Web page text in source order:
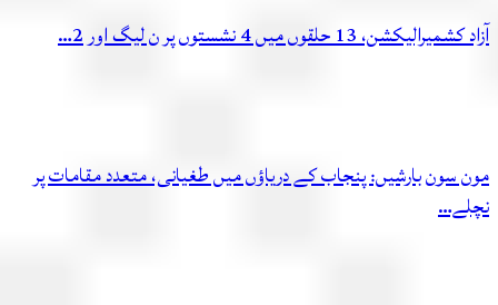
آزاد کشمیرالیکشن، 13 حلقوں میں 4 نشستوں پر ن لیگ اور 2…
مون سون بارشیں: پنجاب کے دریاؤں میں طغیانی، متعدد مقامات پر
نچلے…